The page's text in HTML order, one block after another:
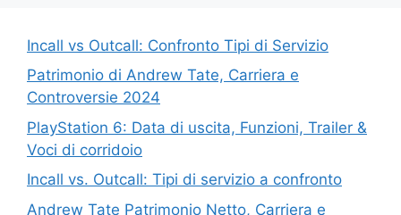
Incall vs Outcall: Confronto Tipi di Servizio
Patrimonio di Andrew Tate, Carriera e
Controversie 2024
PlayStation 6: Data di uscita, Funzioni, Trailer &
Voci di corridoio
Incall vs. Outcall: Tipi di servizio a confronto
Andrew Tate Patrimonio Netto, Carriera e